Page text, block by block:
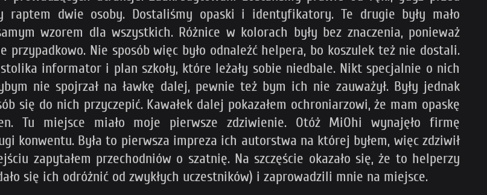
raptem dwie osoby. Dostaliśmy opaski i identyfikatory. Te drugie były mało
wzorem dla wszystkich. Różnice w kolorach były bez znaczenia, ponieważ
przypadkowo. Nie sposób więc było odnaleźć helpera, bo koszulek też nie dostali.
stolika informator i plan szkoły, które leżały sobie niedbale. Nikt specjalnie o nich
nie spojrzał na ławkę dalej, pewnie też bym ich nie zauważył. Były jednak
się do nich przyczepić. Kawałek dalej pokazałem ochroniarzowi, że mam opaskę
Tu miejsce miało moje pierwsze zdziwienie. Otóż MiOhi wynajęło firmę
konwentu. Była to pierwsza impreza ich autorstwa na której byłem, więc zdziwił
zapytałem przechodniów o szatnię. Na szczęście okazało się, że to helperzy
się ich odróżnić od zwykłych uczestników) i zaprowadzili mnie na miejsce.